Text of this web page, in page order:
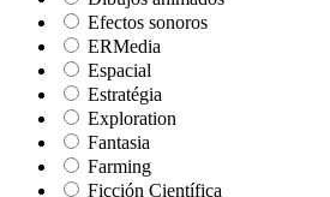
Efectos sonoros
ERMedia
Espacial
Estratégia
Exploration
Fantasia
Farming
Ficción Científica